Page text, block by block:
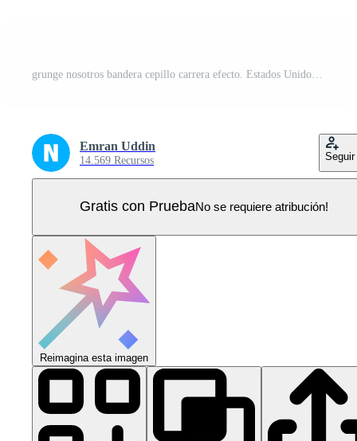
Emran Uddin
14.569 Recursos Seguir
Gratis con PruebaNo se requiere atribución!
Reimagina esta imagen